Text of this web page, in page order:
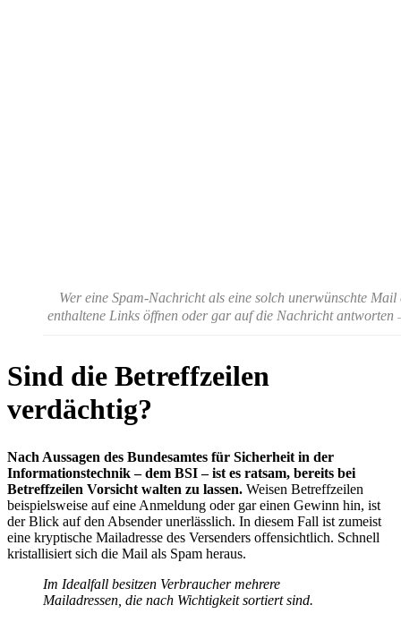
Wer eine Spam-Nachricht als eine solch unerwünschte
enthaltene Links öffnen oder gar auf die Nachricht antworten
Sind die Betreffzeilen
verdächtig?
Nach Aussagen des Bundesamtes für Sicherheit in der
Informationstechnik – dem BSI – ist es ratsam, bereits bei
Betreffzeilen Vorsicht walten zu lassen. Weisen Betreffzeilen
beispielsweise auf eine Anmeldung oder gar einen Gewinn hin, ist
der Blick auf den Absender unerlässlich. In diesem Fall ist zumeist
eine kryptische Mailadresse des Versenders offensichtlich. Schnell
kristallisiert sich die Mail als Spam heraus.
Im Idealfall besitzen Verbraucher mehrere
Mailadressen, die nach Wichtigkeit sortiert sind.